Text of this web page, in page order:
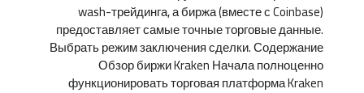
wash-трейдинга, а биржа (вместе с Coinbase)
предоставляет самые точные торговые данные.
Выбрать режим заключения сделки. Содержание
Обзор биржи Kraken Начала полноценно
функционировать торговая платформа Kraken